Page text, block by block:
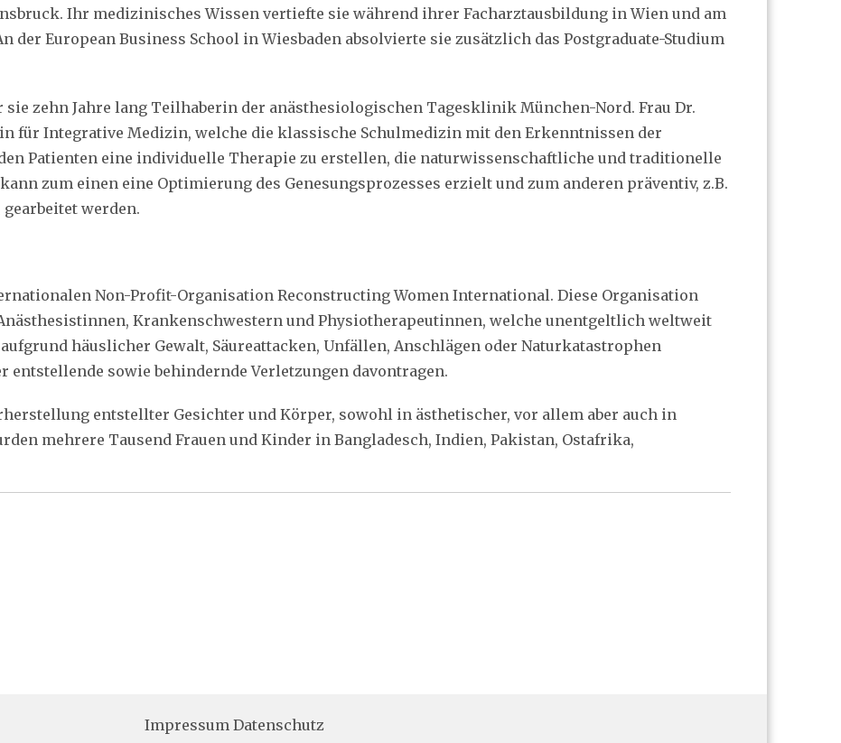
Ihr medizinisches Wissen vertiefte sie während ihrer Facharztausbildung in Wien und am
European Business School in Wiesbaden absolvierte sie zusätzlich das Postgraduate-Studium
zehn Jahre lang Teilhaberin der anästhesiologischen Tagesklinik München-Nord. Frau Dr.
für Integrative Medizin, welche die klassische Schulmedizin mit den Erkenntnissen der
Patienten eine individuelle Therapie zu erstellen, die naturwissenschaftliche und traditionelle
zum einen eine Optimierung des Genesungsprozesses erzielt und zum anderen präventiv, z.B.
werden.
Non-Profit-Organisation Reconstructing Women International. Diese Organisation
Krankenschwestern und Physiotherapeutinnen, welche unentgeltlich weltweit
häuslicher Gewalt, Säureattacken, Unfällen, Anschlägen oder Naturkatastrophen
entstellende sowie behindernde Verletzungen davontragen.
entstellter Gesichter und Körper, sowohl in ästhetischer, vor allem aber auch in
mehrere Tausend Frauen und Kinder in Bangladesch, Indien, Pakistan, Ostafrika,
Impressum Datenschutz